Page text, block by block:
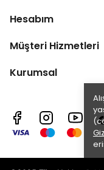
Hesabım
Müşteri Hizmetleri
Kurumsal